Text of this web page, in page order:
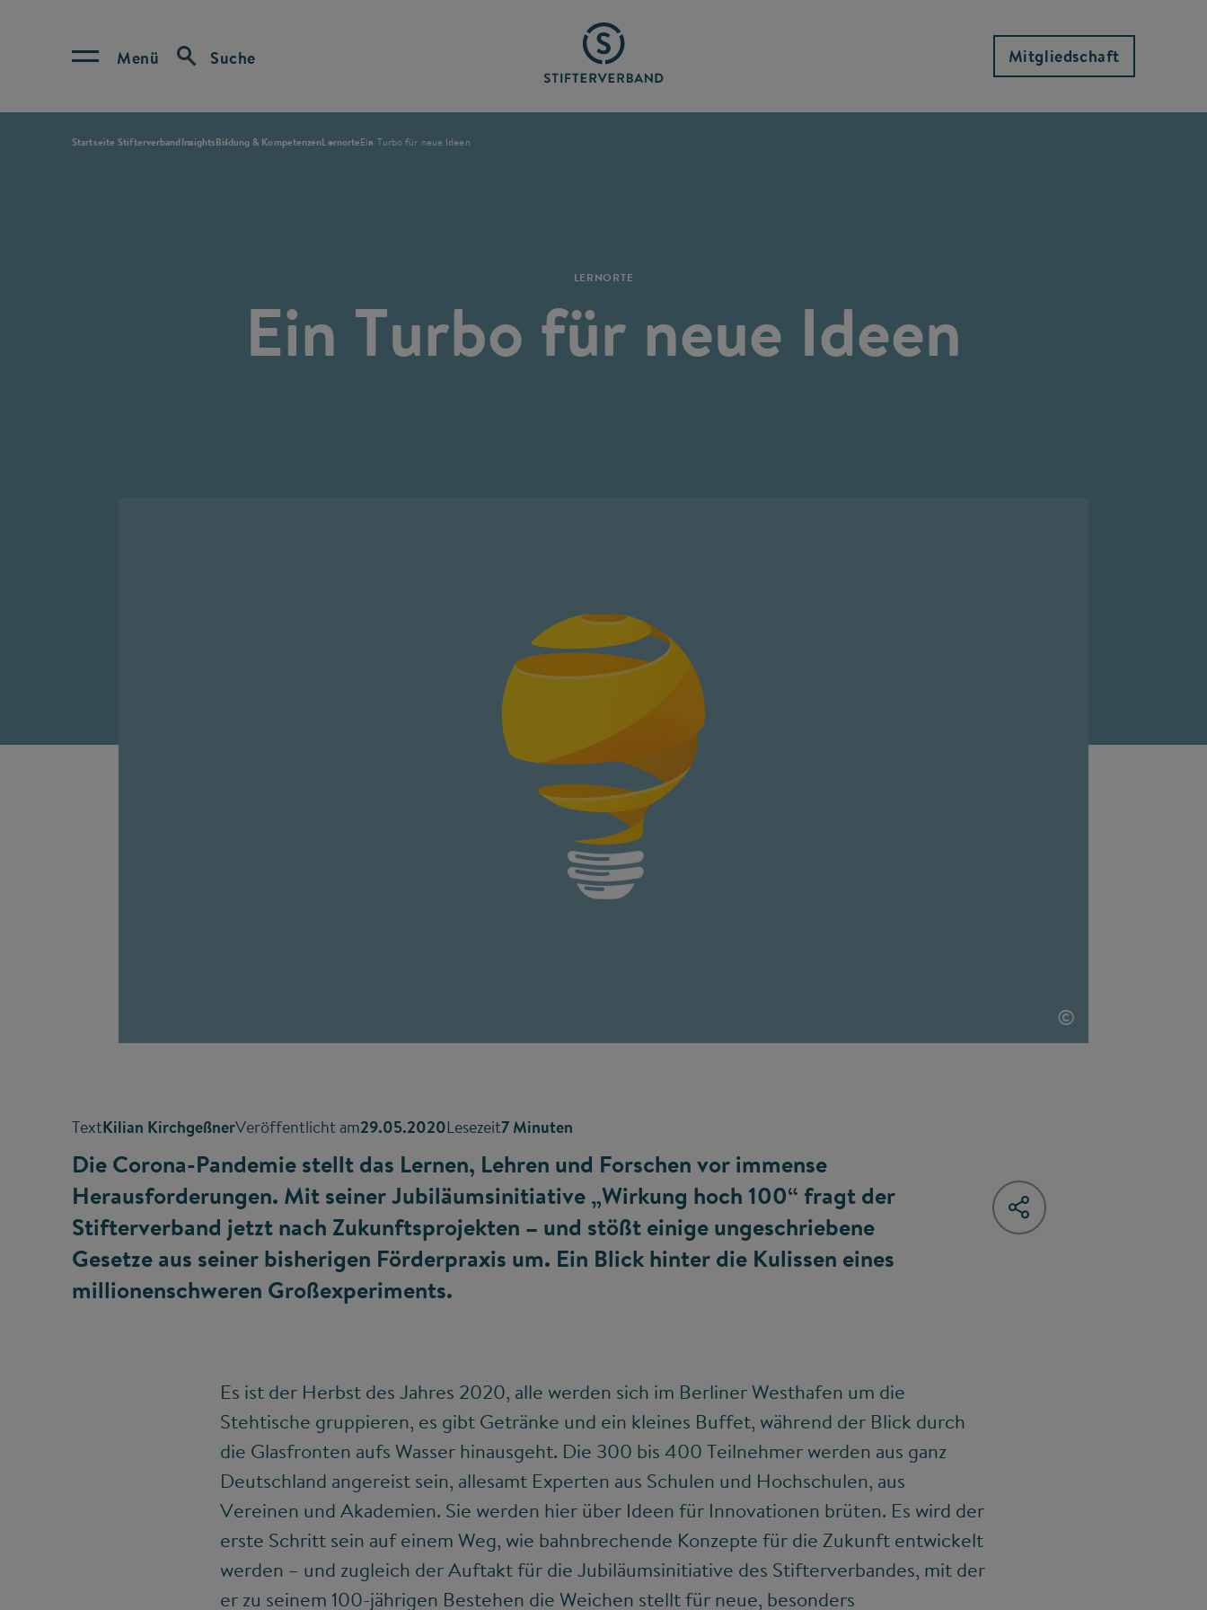
Menü Suche Mitgliedschaft
Startseite StifterverbandInsightsBildung & KompetenzenLernorteEin Turbo für neue Ideen
LERNORTE
Ein Turbo für neue Ideen
©
TextKilian KirchgeßnerVeröffentlicht am29.05.2020Lesezeit7 Minuten
Die Corona-Pandemie stellt das Lernen, Lehren und Forschen vor immense
Herausforderungen. Mit seiner Jubiläumsinitiative „Wirkung hoch 100“ fragt der
Stifterverband jetzt nach Zukunftsprojekten – und stößt einige ungeschriebene
Gesetze aus seiner bisherigen Förderpraxis um. Ein Blick hinter die Kulissen eines
millionenschweren Großexperiments.
Es ist der Herbst des Jahres 2020, alle werden sich im Berliner Westhafen um die
Stehtische gruppieren, es gibt Getränke und ein kleines Buffet, während der Blick durch
die Glasfronten aufs Wasser hinausgeht. Die 300 bis 400 Teilnehmer werden aus ganz
Deutschland angereist sein, allesamt Experten aus Schulen und Hochschulen, aus
Vereinen und Akademien. Sie werden hier über Ideen für Innovationen brüten. Es wird der
erste Schritt sein auf einem Weg, wie bahnbrechende Konzepte für die Zukunft entwickelt
werden – und zugleich der Auftakt für die Jubiläumsinitiative des Stifterverbandes, mit der
er zu seinem 100-jährigen Bestehen die Weichen stellt für neue, besonders